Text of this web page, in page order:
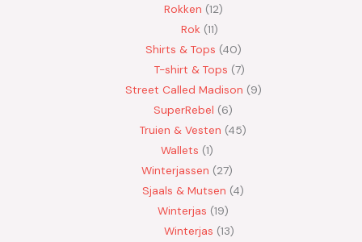
Rokken 12
Rok 11
Shirts & Tops 40
T-shirt & Tops 7
Street Called Madison 9
SuperRebel
6
Truien & Vesten 45
Wallets 1
Winterjassen
27
Sjaals & Mutsen 4
Winterjas 19
Winterjas 13